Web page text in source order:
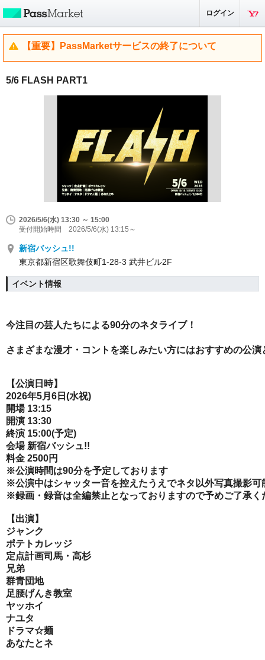
ログイン
【重要】PassMarketサービスの終了について
5/6 FLASH PART1
2026/5/6(水) 13:30 ～ 15:00
受付開始時間 2026/5/6(水) 13:15～
新宿バッシュ!!
東京都新宿区歌舞伎町1-28-3 武井ビル2F
イベント情報
今注目の芸人たちによる90分のネタライブ！
さまざまな漫才・コントを楽しみたい方にはおすすめの公
【公演日時】
2026年5月6日(水祝)
開場 13:15
開演 13:30
終演 15:00(予定)
会場 新宿バッシュ!!
料金 2500円
※公演時間は90分を予定しております
※公演中はシャッター音を控えたうえでネタ以外写真撮影可
※録画・録音は全編禁止となっておりますので予めご了承く
【出演】
ジャンク
ポテトカレッジ
定点計画司馬・高杉
兄弟
群青団地
足腰げんき教室
ヤッホイ
ナユタ
ドラマ☆麺
あなたとネ